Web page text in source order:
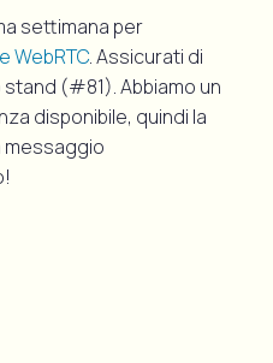
settimana per
WebRTC. Assicurati di
(#81). Abbiamo un
disponibile, quindi la
messaggio